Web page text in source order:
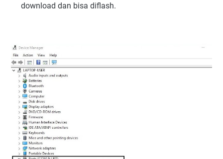
download dan bisa diflash.